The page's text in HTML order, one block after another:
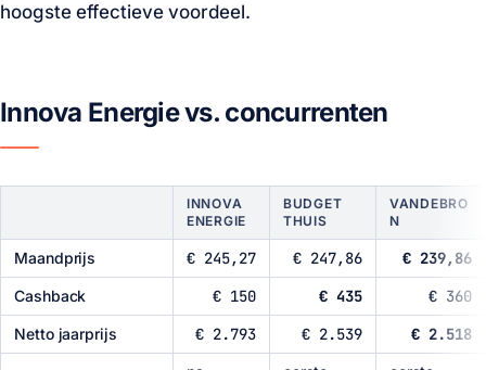
hoogste effectieve voordeel.
Innova Energie vs. concurrenten
INNOVA
ENERGIE
BUDGET
THUIS
VANDEBRO
N
Maandprijs € 245,27 € 247,86 € 239,86
Cashback € 150 € 435 € 360
Netto jaarprijs € 2.793 € 2.539 € 2.518